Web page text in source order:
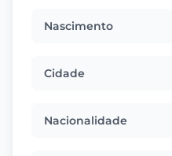
Nascimento
Cidade
Nacionalidade